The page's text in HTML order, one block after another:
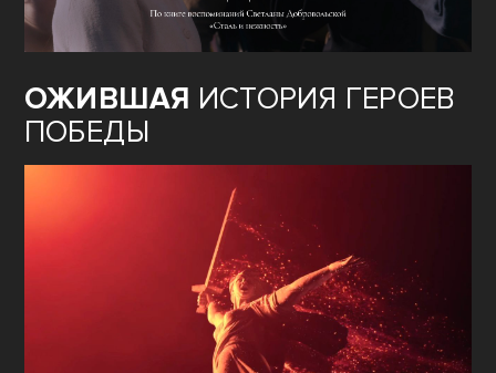
ОЖИВШАЯ ИСТОРИЯ ГЕРОЕВ
ПОБЕДЫ